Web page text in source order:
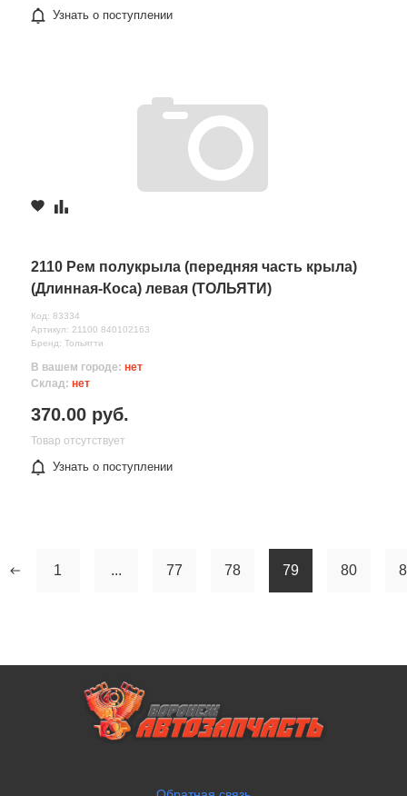
Узнать о поступлении
2110 Рем полукрыла (передняя часть крыла)
(Длинная-Коса) левая (ТОЛЬЯТИ)
Код: 83334
Артикул: 21100 840102163
Бренд: Тольятти
В вашем городе: нет
Склад: нет
370.00 руб.
Товар отсутствует
Узнать о поступлении
1 ... 77 78 79 80